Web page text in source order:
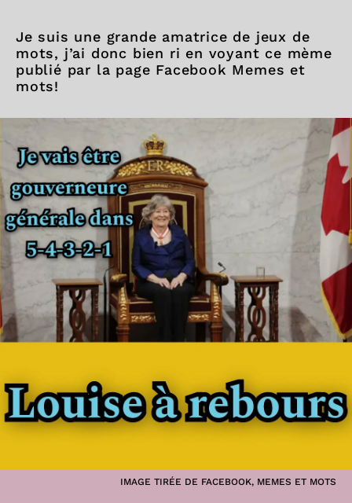
Je suis une grande amatrice de jeux de
mots, j’ai donc bien ri en voyant ce mème
publié par la page Facebook Memes et
mots!
IMAGE TIRÉE DE FACEBOOK, MEMES ET MOTS